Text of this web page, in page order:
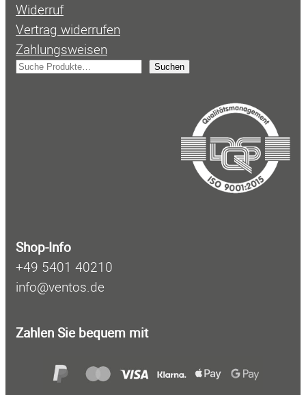
Widerruf
Vertrag widerrufen
Zahlungsweisen
S
Suchen
Shop-Info
+49 5401 40210
info@ventos.de
Zahlen Sie bequem mit